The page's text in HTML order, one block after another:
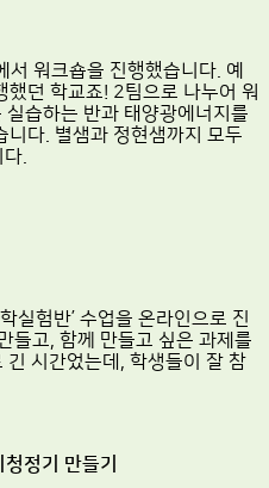
워크숍을 진행했습니다. 예
던 학교죠! 2팀으로 나누어 워
습하는 반과 태양광에너지를
니다. 별샘과 정현샘까지 모두
.
실험반’ 수업을 온라인으로 진
들고, 함께 만들고 싶은 과제를
시간었는데, 학생들이 잘 참
정기 만들기